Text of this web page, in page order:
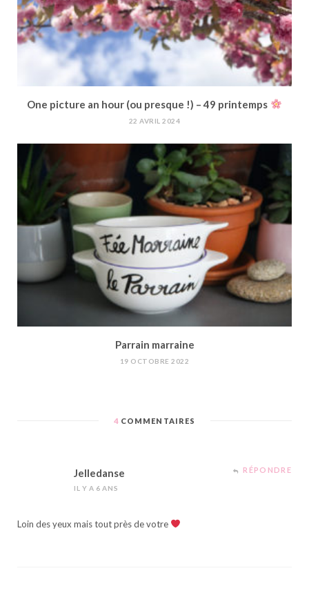
One picture an hour (ou presque !) – 49 printemps
22 AVRIL 2024
Parrain marraine
19 OCTOBRE 2022
4COMMENTAIRES
Jelledanse
IL Y A 6 ANS
RÉPONDRE
Loin des yeux mais tout près de votre